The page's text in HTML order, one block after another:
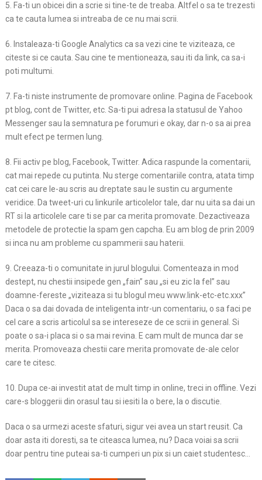
5. Fa-ti un obicei din a scrie si tine-te de treaba. Altfel o sa te trezesti
ca te cauta lumea si intreaba de ce nu mai scrii.
6. Instaleaza-ti Google Analytics ca sa vezi cine te viziteaza, ce
citeste si ce cauta. Sau cine te mentioneaza, sau iti da link, ca sa-i
poti multumi.
7. Fa-ti niste instrumente de promovare online. Pagina de Facebook
pt blog, cont de Twitter, etc. Sa-ti pui adresa la statusul de Yahoo
Messenger sau la semnatura pe forumuri e okay, dar n-o sa ai prea
mult efect pe termen lung.
8. Fii activ pe blog, Facebook, Twitter. Adica raspunde la comentarii,
cat mai repede cu putinta. Nu sterge comentariile contra, atata timp
cat cei care le-au scris au dreptate sau le sustin cu argumente
veridice. Da tweet-uri cu linkurile articolelor tale, dar nu uita sa dai un
RT si la articolele care ti se par ca merita promovate. Dezactiveaza
metodele de protectie la spam gen capcha. Eu am blog de prin 2009
si inca nu am probleme cu spammerii sau haterii.
9. Creeaza-ti o comunitate in jurul blogului. Comenteaza in mod
destept, nu chestii insipede gen „fain” sau „si eu zic la fel” sau
doamne-fereste „viziteaza si tu blogul meu www.link-etc-etc.xxx”
Daca o sa dai dovada de inteligenta intr-un comentariu, o sa faci pe
cel care a scris articolul sa se intereseze de ce scrii in general. Si
poate o sa-i placa si o sa mai revina. E cam mult de munca dar se
merita. Promoveaza chestii care merita promovate de-ale celor
care te citesc.
10. Dupa ce-ai investit atat de mult timp in online, treci in offline. Vezi
care-s bloggerii din orasul tau si iesiti la o bere, la o discutie.
Daca o sa urmezi aceste sfaturi, sigur vei avea un start reusit. Ca
doar asta iti doresti, sa te citeasca lumea, nu? Daca voiai sa scrii
doar pentru tine puteai sa-ti cumperi un pix si un caiet studentesc…